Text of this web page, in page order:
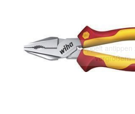
Doppelt antippen
vergrößern